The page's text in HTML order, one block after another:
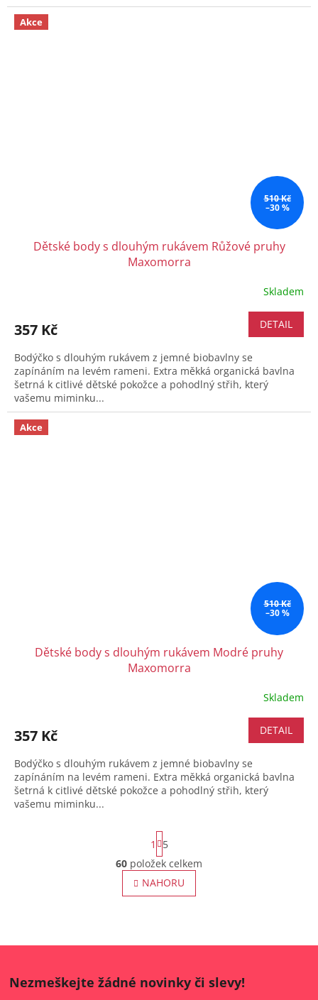
Akce
510 Kč
–30 %
Dětské body s dlouhým rukávem Růžové pruhy
Maxomorra
Skladem
357 Kč DETAIL
Bodýčko s dlouhým rukávem z jemné biobavlny se
zapínáním na levém rameni. Extra měkká organická bavlna
šetrná k citlivé dětské pokožce a pohodlný střih, který
vašemu miminku...
Akce
510 Kč
–30 %
Dětské body s dlouhým rukávem Modré pruhy
Maxomorra
Skladem
357 Kč DETAIL
Bodýčko s dlouhým rukávem z jemné biobavlny se
zapínáním na levém rameni. Extra měkká organická bavlna
šetrná k citlivé dětské pokožce a pohodlný střih, který
vašemu miminku...
O
v
l
c
p
r
S
t
r
á
n
k
n
1
5
60 položek celkem
NAHORU
Nezmeškejte žádné novinky či slevy!